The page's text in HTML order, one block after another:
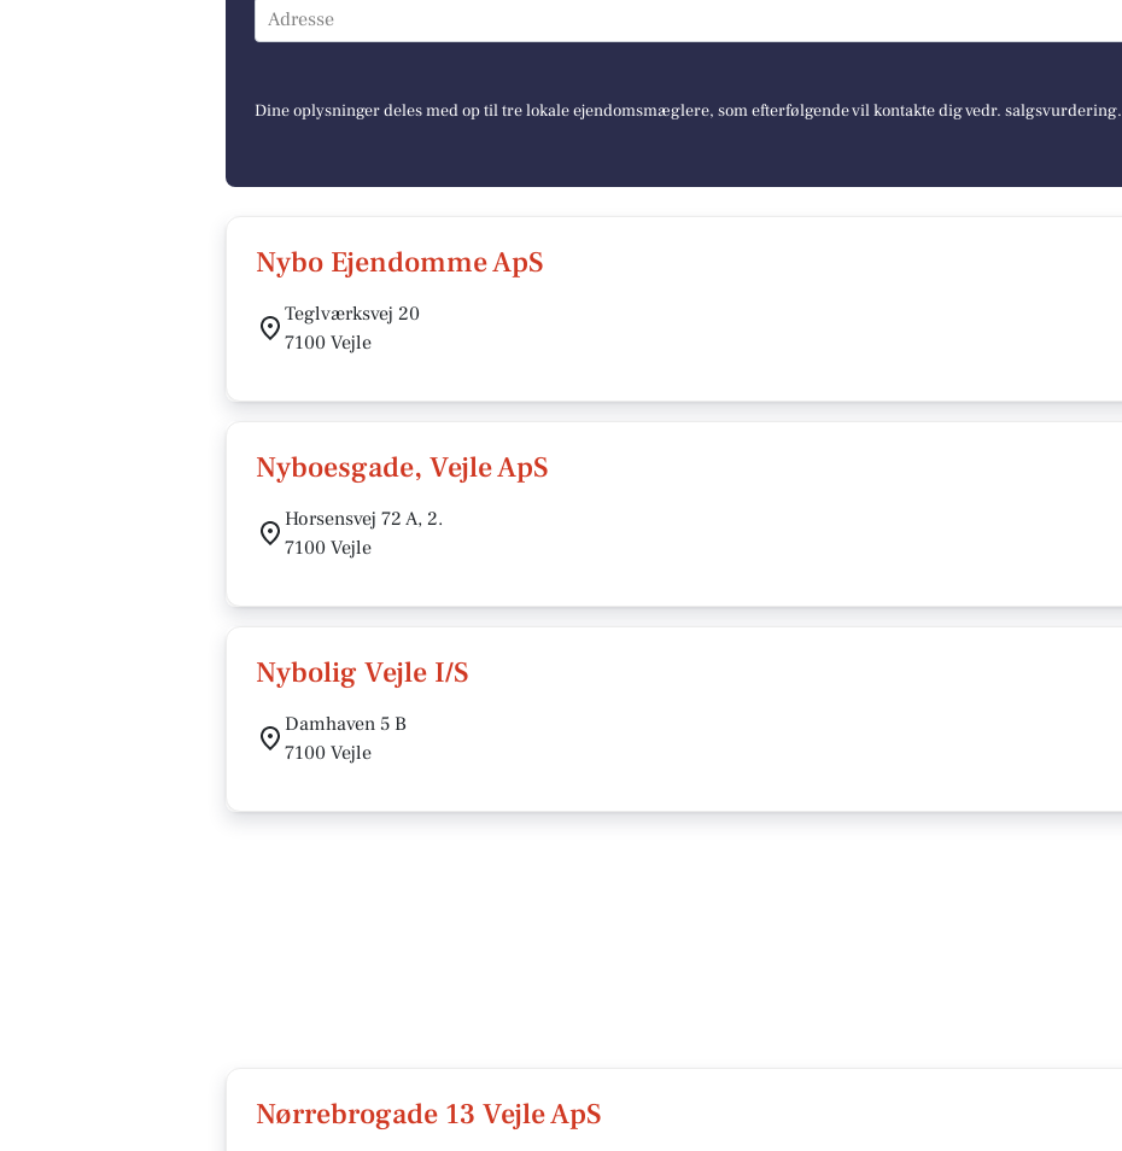
Adresse
Dine oplysninger deles med op til tre lokale ejendomsmæglere, som efterfølgende vil kontakte dig vedr. salgsvurdering.
Nybo Ejendomme ApS
Teglværksvej 20
7100 Vejle
Nyboesgade, Vejle ApS
Horsensvej 72 A, 2.
7100 Vejle
Nybolig Vejle I/S
Damhaven 5 B
7100 Vejle
Nørrebrogade 13 Vejle ApS